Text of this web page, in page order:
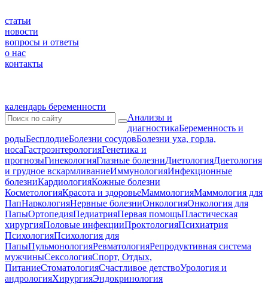
статьи
новости
вопросы и ответы
о нас
контакты
календарь беременности
Анализы и
диагностикаБеременность и
родыБесплодиеБолезни сосудовБолезни уха, горла,
носаГастроэнтерологияГенетика и
прогнозыГинекологияГлазные болезниДиетологияДиетология
и грудное вскармливаниеИммунологияИнфекционные
болезниКардиологияКожные болезни
КосметологияКрасота и здоровьеМаммологияМаммология для
ПапНаркологияНервные болезниОнкологияОнкология для
ПапыОртопедияПедиатрияПервая помощьПластическая
хирургияПоловые инфекцииПроктологияПсихиатрия
ПсихологияПсихология для
ПапыПульмонологияРевматологияРепродуктивная система
мужчиныСексологияСпорт, Отдых,
ПитаниеСтоматологияСчастливое детствоУрология и
андрологияХирургияЭндокринология